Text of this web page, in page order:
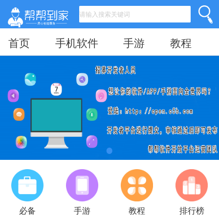
首页 手机软件 手游 教程
必备 手游 教程 排行榜